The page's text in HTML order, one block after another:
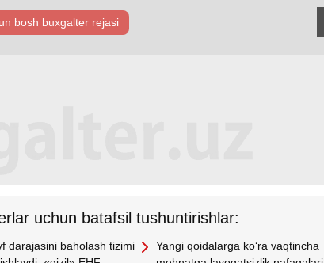
bosh buхgalter rejasi
uchun batafsil tushuntirishlar:
darajasini baholash tizimi
Yangi qoidalarga koʻra vaqtincha